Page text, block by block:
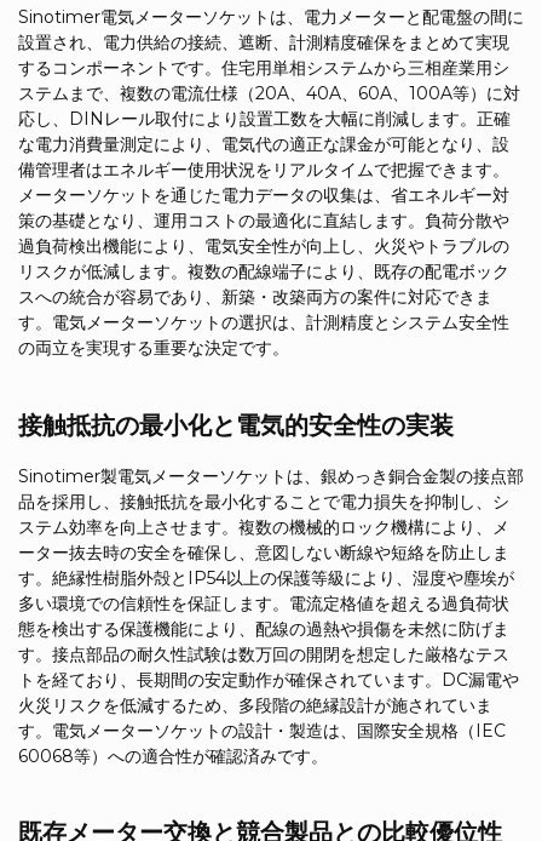
Sinotimer電気メーターソケットは、電力メーターと配電盤の間に
設置され、電力供給の接続、遮断、計測精度確保をまとめて実現
するコンポーネントです。住宅用単相システムから三相産業用シ
ステムまで、複数の電流仕様（20A、40A、60A、100A等）に対
応し、DINレール取付により設置工数を大幅に削減します。正確
な電力消費量測定により、電気代の適正な課金が可能となり、設
備管理者はエネルギー使用状況をリアルタイムで把握できます。
メーターソケットを通じた電力データの収集は、省エネルギー対
策の基礎となり、運用コストの最適化に直結します。負荷分散や
過負荷検出機能により、電気安全性が向上し、火災やトラブルの
リスクが低減します。複数の配線端子により、既存の配電ボック
スへの統合が容易であり、新築・改築両方の案件に対応できま
す。電気メーターソケットの選択は、計測精度とシステム安全性
の両立を実現する重要な決定です。
接触抵抗の最小化と電気的安全性の実装
Sinotimer製電気メーターソケットは、銀めっき銅合金製の接点部
品を採用し、接触抵抗を最小化することで電力損失を抑制し、シ
ステム効率を向上させます。複数の機械的ロック機構により、メ
ーター抜去時の安全を確保し、意図しない断線や短絡を防止しま
す。絶縁性樹脂外殻とIP54以上の保護等級により、湿度や塵埃が
多い環境での信頼性を保証します。電流定格値を超える過負荷状
態を検出する保護機能により、配線の過熱や損傷を未然に防げま
す。接点部品の耐久性試験は数万回の開閉を想定した厳格なテス
トを経ており、長期間の安定動作が確保されています。DC漏電や
火災リスクを低減するため、多段階の絶縁設計が施されていま
す。電気メーターソケットの設計・製造は、国際安全規格（IEC
60068等）への適合性が確認済みです。
既存メーター交換と競合製品との比較優位性